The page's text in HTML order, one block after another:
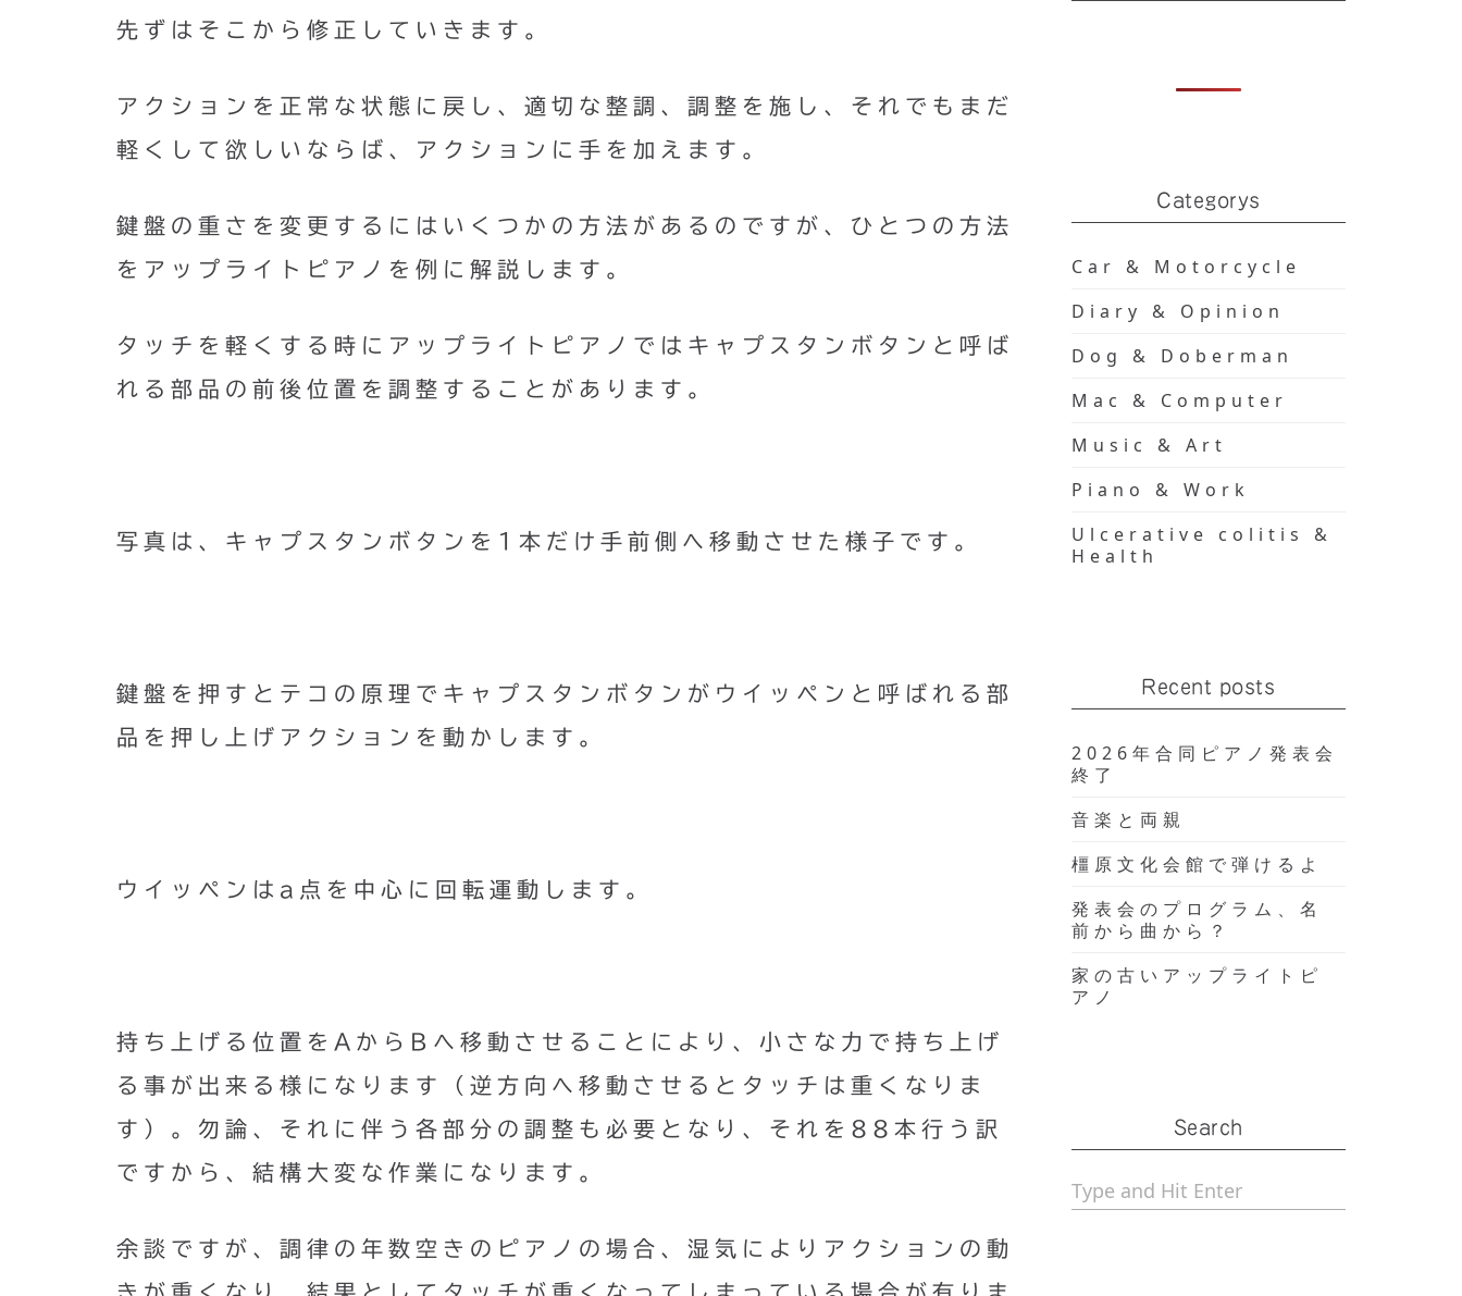
先ずはそこから修正していきます。
アクションを正常な状態に戻し、適切な整調、調整を施し、それでもまだ
軽くして欲しいならば、アクションに手を加えます。
鍵盤の重さを変更するにはいくつかの方法があるのですが、ひとつの方法
をアップライトピアノを例に解説します。
タッチを軽くする時にアップライトピアノではキャプスタンボタンと呼ば
れる部品の前後位置を調整することがあります。
写真は、キャプスタンボタンを1本だけ手前側へ移動させた様子です。
鍵盤を押すとテコの原理でキャプスタンボタンがウイッペンと呼ばれる部
品を押し上げアクションを動かします。
ウイッペンはa点を中心に回転運動します。
持ち上げる位置をAからBへ移動させることにより、小さな力で持ち上げ
る事が出来る様になります（逆方向へ移動させるとタッチは重くなりま
す）。勿論、それに伴う各部分の調整も必要となり、それを88本行う訳
ですから、結構大変な作業になります。
余談ですが、調律の年数空きのピアノの場合、湿気によりアクションの動
きが重くなり、結果としてタッチが重くなってしまっている場合が有りま
Categorys
Car & Motorcycle
Diary & Opinion
Dog & Doberman
Mac & Computer
Music & Art
Piano & Work
Ulcerative colitis &
Health
Recent posts
2026年合同ピアノ発表会
終了
音楽と両親
橿原文化会館で弾けるよ
発表会のプログラム、名
前から曲から？
家の古いアップライトピ
アノ
Search